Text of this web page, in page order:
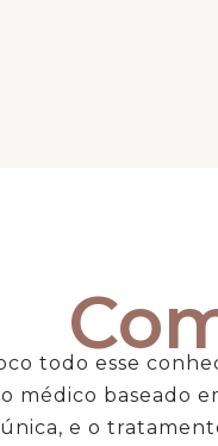
todo esse
médico baseado
e o